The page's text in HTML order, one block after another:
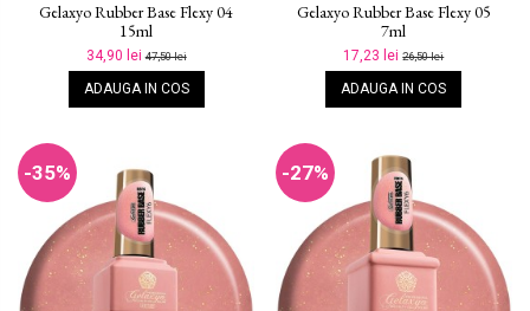
Gelaxyo Rubber Base Flexy 04
15ml
34,90 lei47,50 lei
ADAUGA IN COS
Gelaxyo Rubber Base Flexy 05
7ml
17,23 lei26,50 lei
ADAUGA IN COS
-35% -27%